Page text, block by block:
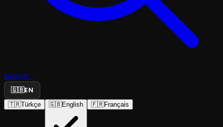
Search...
🇬🇧EN
🇹🇷Türkçe 🇬🇧English 🇫🇷Français